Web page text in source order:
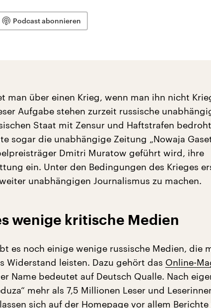
Podcast abonnieren
man über einen Krieg, wenn man ihn nicht
Aufgabe stehen zurzeit russische
Staat mit Zensur und Haftstrafen
sogar die unabhängige Zeitung „Nowaja
Dmitri Muratow geführt wird, ihre
ein. Unter den Bedingungen des Krieges
unabhängigen Journalismus zu machen.
wenige kritische Medien
es noch einige wenige russische Medien, die
Widerstand leisten. Dazu gehört das Online-
Name bedeutet auf Deutsch Qualle. Nach
mehr als 7,5 Millionen Leser und
sich auf der Homepage vor allem